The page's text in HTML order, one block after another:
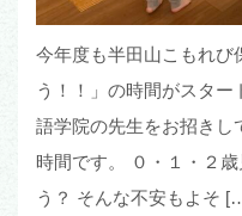
今年度も半田山こもれび
う！！」の時間がスタ
語学院の先生をお招きし
時間です。 ０・１・２
う？ そんな不安もよそ